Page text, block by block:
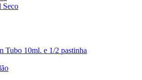
Seco
Tubo 10ml. e 1/2 pastinha